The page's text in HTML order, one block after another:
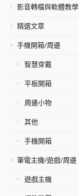
影音轉檔與軟體教學
精選文章
手機開箱/周邊
智慧穿戴
平板開箱
周邊小物
其他
手機開箱
筆電主機/遊戲/周邊
遊戲主機